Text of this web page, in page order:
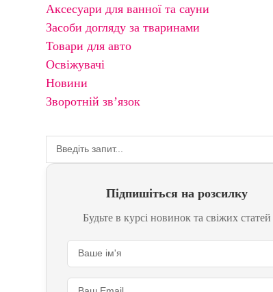
Аксесуари для ванної та сауни
Засоби догляду за тваринами
Товари для авто
Освіжувачі
Новини
Зворотній зв’язок
Підпишіться на розсилку
Будьте в курсі новинок та свіжих статей